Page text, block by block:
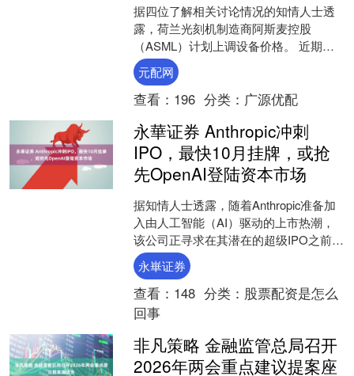
据四位了解相关讨论情况的知情人士透
露，荷兰光刻机制造商阿斯麦控股
（ASML）计划上调设备价格。 近期，
该公司已与台积电讨论上调其极紫外
（EUV）光刻机系统价格。....
元配网
查看： 196 分类： 广源优配
永華证券 Anthropic冲刺
IPO，最快10月挂牌，或抢
先OpenAI登陆资本市场
据知情人士透露，随着Anthropic准备加
入由人工智能（AI）驱动的上市热潮，
该公司正寻求在其潜在的超级IPO之前与
投资者会面。主导此次发行的投行正在
安排投资....
永崋证券
查看： 148 分类： 股票配资是怎么
回事
非凡策略 金融监管总局召开
2026年两会重点建议提案座